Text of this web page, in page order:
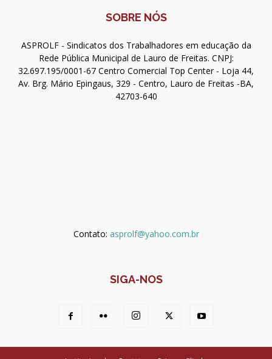
SOBRE NÓS
ASPROLF - Sindicatos dos Trabalhadores em educação da
Rede Pública Municipal de Lauro de Freitas. CNPJ:
32.697.195/0001-67 Centro Comercial Top Center - Loja 44,
Av. Brg. Mário Epingaus, 329 - Centro, Lauro de Freitas -BA,
42703-640
Contato: asprolf@yahoo.com.br
SIGA-NOS